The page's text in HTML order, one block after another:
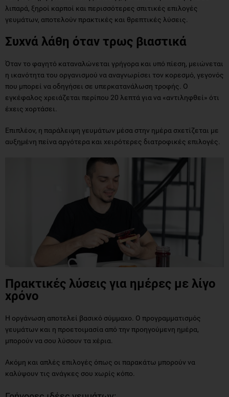
λιπαρά, ξηροί καρποί και περισσότερες σπιτικές επιλογές
γευμάτων, αποτελούν πρακτικές και θρεπτικές λύσεις.
Συχνά λάθη όταν τρως βιαστικά
Όταν το φαγητό καταναλώνεται γρήγορα και υπό πίεση, μειώνεται
η ικανότητα του οργανισμού να αναγνωρίσει τον κορεσμό, γεγονός
που μπορεί να οδηγήσει σε υπερκατανάλωση τροφής. Ο
εγκέφαλος χρειάζεται περίπου 20 λεπτά για να «αντιληφθεί» ότι
έχεις χορτάσει.
Επιπλέον, η παράλειψη γευμάτων μέσα στην ημέρα σχετίζεται με
αυξημένη πείνα αργότερα και χειρότερες διατροφικές επιλογές.
Πρακτικές λύσεις για ημέρες με λίγο
χρόνο
Η οργάνωση αποτελεί βασικό σύμμαχο. Ο προγραμματισμός
γευμάτων και η προετοιμασία από την προηγούμενη ημέρα,
μπορούν να σου λύσουν τα χέρια.
Ακόμη και απλές επιλογές όπως οι παρακάτω μπορούν να
καλύψουν τις ανάγκες σου χωρίς κόπο.